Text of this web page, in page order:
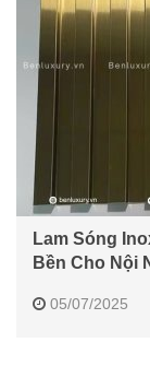
Lam Sóng
Bền Cho Nội
05/07/2025